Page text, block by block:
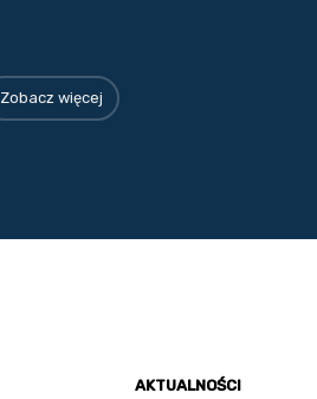
Zobacz więcej
AKTUALNOŚCI